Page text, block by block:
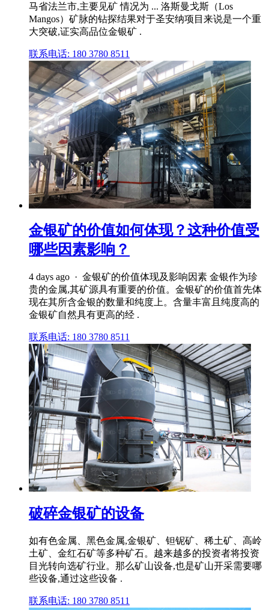
马省法兰市,主要见矿 情况为 ... 洛斯曼戈斯（Los
Mangos）矿脉的钻探结果对于圣安纳项目来说是一个重
大突破,证实高品位金银矿 .
联系电话: 180 3780 8511
金银矿的价值如何体现？这种价值受
哪些因素影响？
4 days ago · 金银矿的价值体现及影响因素 金银作为珍
贵的金属,其矿源具有重要的价值。金银矿的价值首先体
现在其所含金银的数量和纯度上。含量丰富且纯度高的
金银矿自然具有更高的经 .
联系电话: 180 3780 8511
破碎金银矿的设备
如有色金属、黑色金属,金银矿、钽铌矿、稀土矿、高岭
土矿、金红石矿等多种矿石。越来越多的投资者将投资
目光转向选矿行业。那么矿山设备,也是矿山开采需要哪
些设备,通过这些设备 .
联系电话: 180 3780 8511